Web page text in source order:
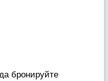
бронируйте